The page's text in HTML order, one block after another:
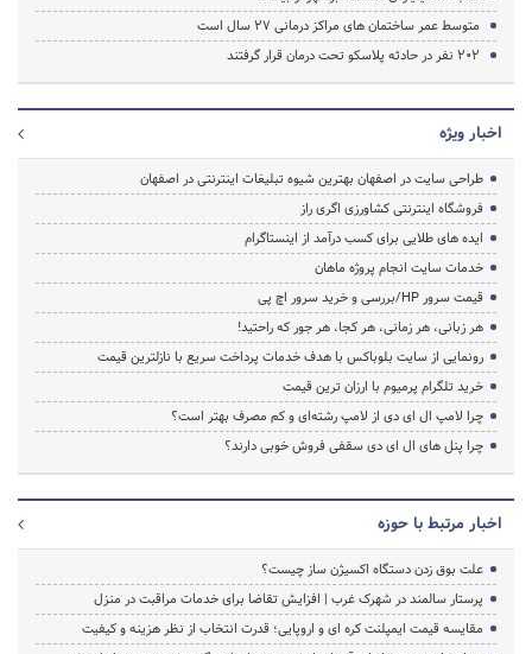
متوسط عمر ساختمان هاى مراکز درمانى 27 سال است
202 نفر در حادثه پلاسکو تحت درمان قرار گرفتند
اخبار ویژه
طراحی سایت در اصفهان بهترین شیوه تبلیغات اینترنتی در اصفهان
فروشگاه اینترنتی کشاورزی اگری راز
ایده های طلایی برای کسب درآمد از اینستاگرام
خدمات سایت انجام پروژه ماهان
قیمت سرور HP/بررسی و خرید سرور اچ پی
هر زبانی، هر زمانی، هر کجا، هر جور که راحتید!
رونمایی از سایت بلوباکس با هدف خدمات پرداخت سریع با نازلترین قیمت
خرید تلگرام پرمیوم با ارزان ترین قیمت
چرا لامپ ال ای دی از لامپ رشته‌ای و کم مصرف بهتر است؟
چرا پنل های ال ای دی سقفی فروش خوبی دارند؟
اخبار مرتبط با حوزه
علت بوق زدن دستگاه اکسیژن ساز چیست؟
پرستار سالمند در شهرک غرب | افزایش تقاضا برای خدمات مراقبت در منزل
مقایسه قیمت ایمپلنت کره ای و اروپایی؛ قدرت انتخاب از نظر هزینه و کیفیت